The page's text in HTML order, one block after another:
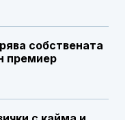
собствената
премиер